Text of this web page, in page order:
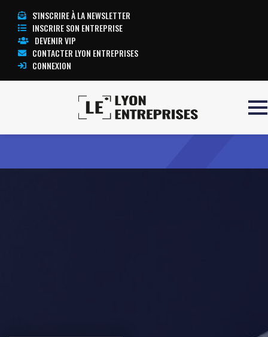
S'INSCRIRE À LA NEWSLETTER
INSCRIRE SON ENTREPRISE
DEVENIR VIP
CONTACTER LYON ENTREPRISES
CONNEXION